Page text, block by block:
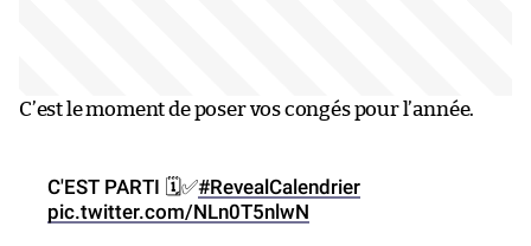
C’est le moment de poser vos congés pour l’année.
C'EST PARTI 🗓️✅#RevealCalendrier
pic.twitter.com/NLn0T5nlwN